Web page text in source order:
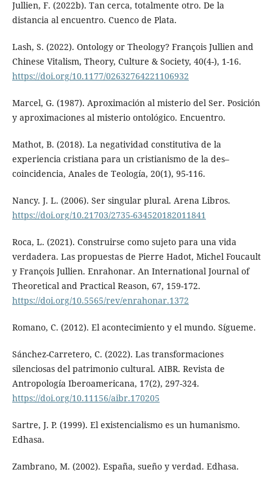
Jullien, F. (2022b). Tan cerca, totalmente otro. De la
distancia al encuentro. Cuenco de Plata.
Lash, S. (2022). Ontology or Theology? François Jullien and
Chinese Vitalism, Theory, Culture & Society, 40(4-), 1-16.
https://doi.org/10.1177/02632764221106932
Marcel, G. (1987). Aproximación al misterio del Ser. Posición
y aproximaciones al misterio ontológico. Encuentro.
Mathot, B. (2018). La negatividad constitutiva de la
experiencia cristiana para un cristianismo de la des–
coincidencia, Anales de Teología, 20(1), 95-116.
Nancy. J. L. (2006). Ser singular plural. Arena Libros.
https://doi.org/10.21703/2735-634520182011841
Roca, L. (2021). Construirse como sujeto para una vida
verdadera. Las propuestas de Pierre Hadot, Michel Foucault
y François Jullien. Enrahonar. An International Journal of
Theoretical and Practical Reason, 67, 159-172.
https://doi.org/10.5565/rev/enrahonar.1372
Romano, C. (2012). El acontecimiento y el mundo. Sígueme.
Sánchez-Carretero, C. (2022). Las transformaciones
silenciosas del patrimonio cultural. AIBR. Revista de
Antropología Iberoamericana, 17(2), 297-324.
https://doi.org/10.11156/aibr.170205
Sartre, J. P. (1999). El existencialismo es un humanismo.
Edhasa.
Zambrano, M. (2002). España, sueño y verdad. Edhasa.